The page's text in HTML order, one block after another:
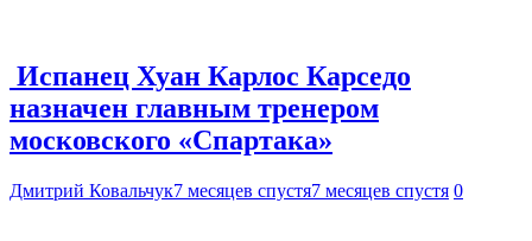
Испанец Хуан Карлос Карседо
назначен главным тренером
московского «Спартака»
Дмитрий Ковальчук7 месяцев спустя7 месяцев спустя 0